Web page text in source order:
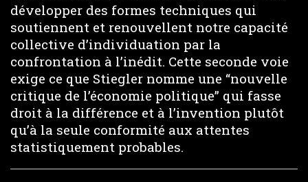
développer des formes techniques qui
soutiennent et renouvellent notre capacité
collective d’individuation par la
confrontation à l’inédit. Cette seconde voie
exige ce que Stiegler nomme une “nouvelle
critique de l’économie politique” qui fasse
droit à la différence et à l’invention plutôt
qu’à la seule conformité aux attentes
statistiquement probables.